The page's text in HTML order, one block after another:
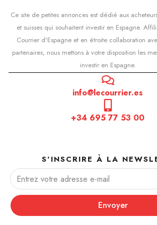
Ce site de petites annonces est dédié aux
et suisses qui souhaitent investir en Espagne.
Courrier d'Espagne et en étroite collaboration
partenaires, nous mettons à votre disposition les
investir en Espagne.
info@lecourrier.es
+34 695 77 53 00
S'INSCRIRE À LA
Envoyer